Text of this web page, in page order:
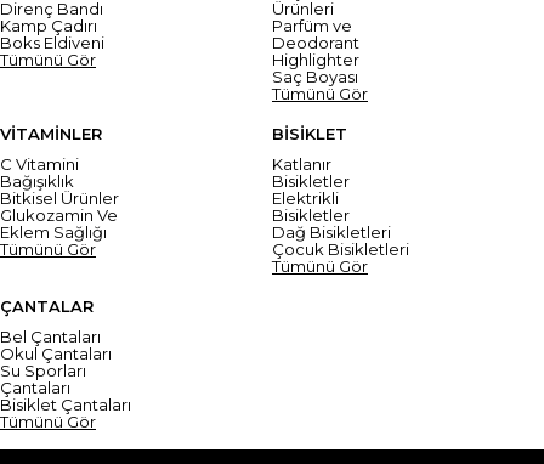
Direnç Bandı
Kamp Çadırı
Boks Eldiveni
Tümünü Gör
Ürünleri
Parfüm ve
Deodorant
Highlighter
Saç Boyası
Tümünü Gör
VİTAMİNLER
C Vitamini
Bağışıklık
Bitkisel Ürünler
Glukozamin Ve
Eklem Sağlığı
Tümünü Gör
BİSİKLET
Katlanır
Bisikletler
Elektrikli
Bisikletler
Dağ Bisikletleri
Çocuk Bisikletleri
Tümünü Gör
ÇANTALAR
Bel Çantaları
Okul Çantaları
Su Sporları
Çantaları
Bisiklet Çantaları
Tümünü Gör